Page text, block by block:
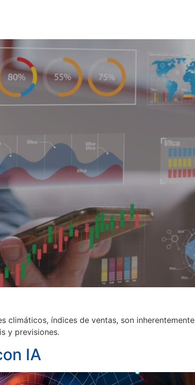
climáticos, índices de ventas, son inherentemente
y previsiones.
IA